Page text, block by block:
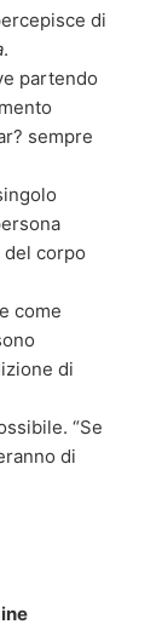
di
.
partendo
sempre
del corpo
come
di
“Se
di